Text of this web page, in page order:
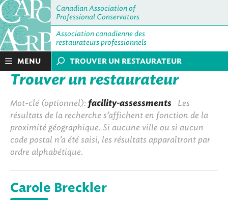
Canadian Association of
Professional Conservators
Association canadienne des
restaurateurs professionnels
MENU TROUVER UN RESTAURATEUR
Trouver un restaurateur
Mot-clé (optionnel): facility-assessments Les
résultats de la recherche s’affichent en fonction de la
proximité géographique. Si aucune ville ou si aucun
code postal n’a été saisi, les résultats apparaîtront par
ordre alphabétique.
Carole Breckler